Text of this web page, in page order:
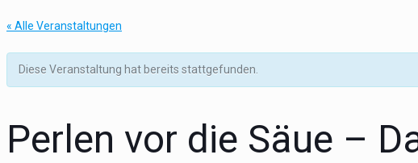
« Alle Veranstaltungen
Diese Veranstaltung hat bereits stattgefunden.
Perlen vor die Säue –